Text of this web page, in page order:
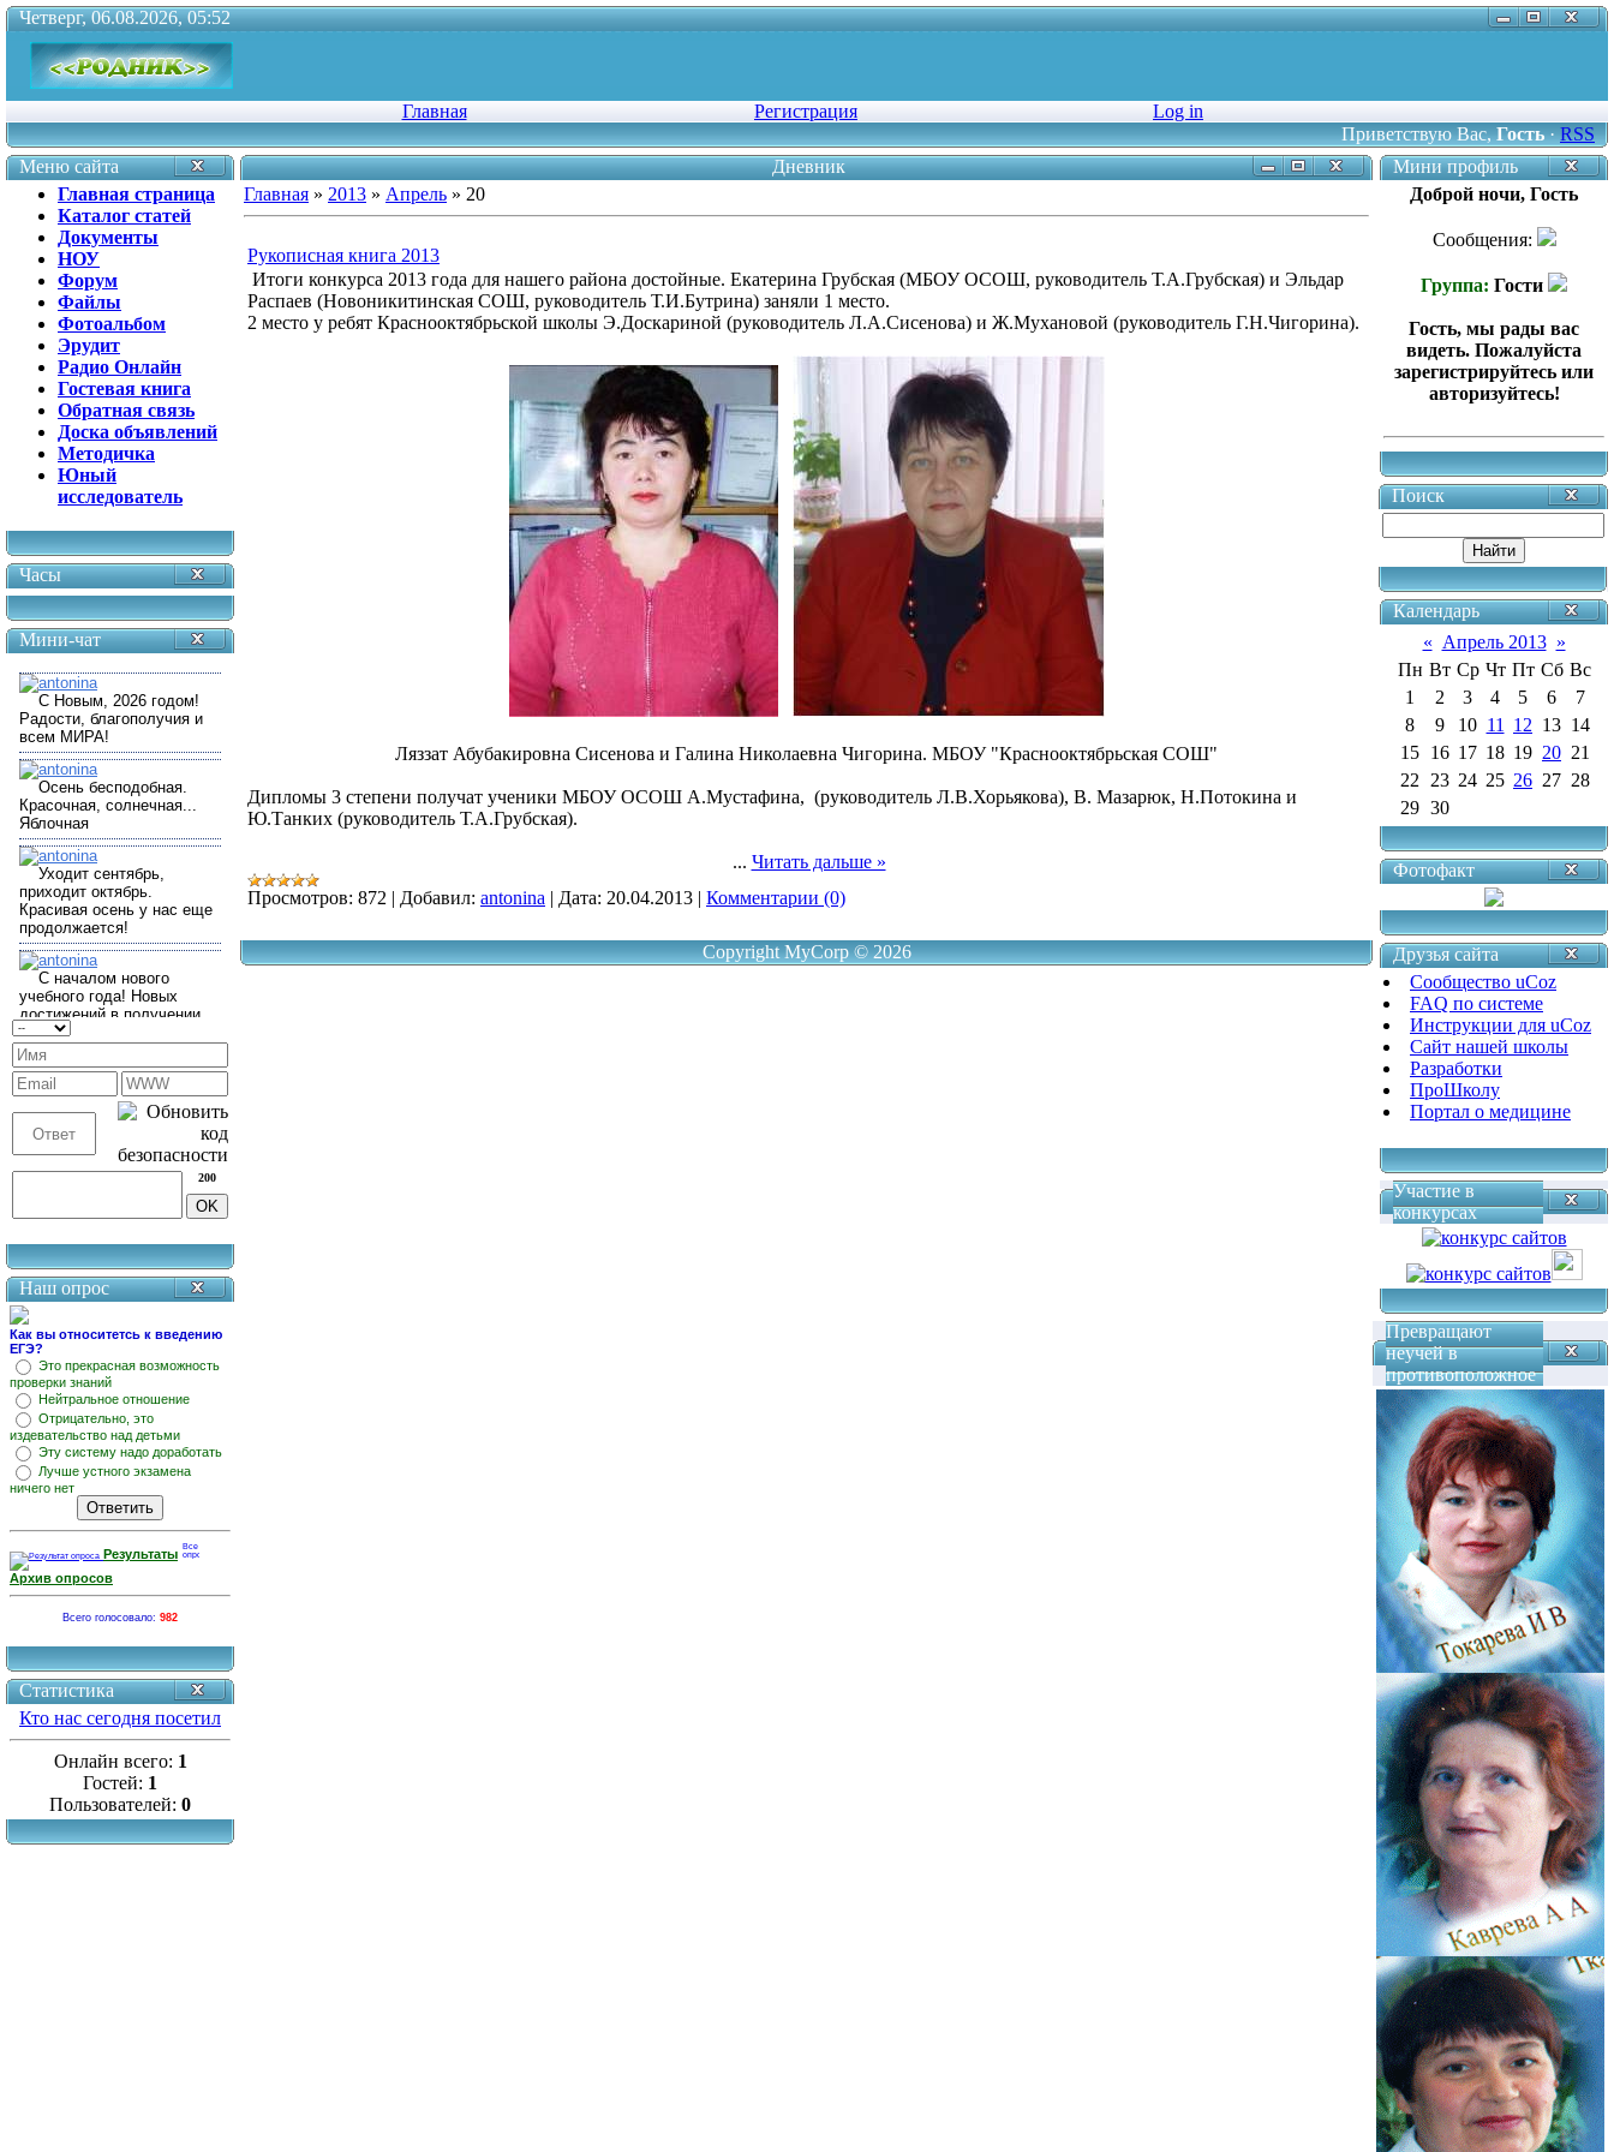
Четверг, 06.08.2026, 05:52
Главная Регистрация
Log in
Приветствую Вас,Гость·RSS
Меню сайта
Главная страница
Каталог статей
Документы
НОУ
Форум
Файлы
Фотоальбом
Эрудит
Радио Онлайн
Гостевая книга
Обратная связь
Доска объявлений
Методичка
Юный
исследователь
Часы
Мини-чат
200
Наш опрос
Как вы относитетсь к введению
ЕГЭ?
Это прекрасная возможность
проверки знаний
Нейтральное отношение
Отрицательно, это
издевательство над детьми
Эту систему надо доработать
Лучше устного экзамена
ничего нет
Результаты
Архив опросов
Всего голосовало: 982
Статистика
Кто нас сегодня посетил
Онлайн всего: 1
Гостей: 1
Пользователей: 0
Дневник
Главная » 2013 » Апрель » 20
Рукописная книга 2013
Итоги конкурса 2013 года для нашего района достойные. Екатерина Грубская (МБОУ ОСОШ, руководитель Т.А.Грубская) и Эльдар
Распаев (Новоникитинская СОШ, руководитель Т.И.Бутрина) заняли 1 место.
2 место у ребят Краснооктябрьской школы Э.Доскариной (руководитель Л.А.Сисенова) и Ж.Мухановой (руководитель Г.Н.Чигорина).
Ляззат Абубакировна Сисенова и Галина Николаевна Чигорина. МБОУ "Краснооктябрьская СОШ"
Дипломы 3 степени получат ученики МБОУ ОСОШ А.Мустафина, (руководитель Л.В.Хорьякова), В. Мазарюк, Н.Потокина и
Ю.Танких (руководитель Т.А.Грубская).
... Читать дальше »
Просмотров: 872 | Добавил: antonina | Дата: 20.04.2013 | Комментарии (0)
Copyright MyCorp © 2026
Мини профиль
Доброй ночи, Гость
Сообщения:
Группа: Гости
Гость, мы рады вас
видеть. Пожалуйста
зарегистрируйтесь или
авторизуйтесь!
Поиск
Календарь
« Апрель 2013 »
Пн Вт Ср Чт Пт Сб Вс
1
2 3 4 5 6
7
8
9 10 11 12 13 14
15 16 17 18 19 20 21
22
23 24 25 26 27 28
29 30
Фотофакт
Друзья сайта
Сообщество uCoz
FAQ по системе
Инструкции для uCoz
Сайт нашей школы
Разработки
ПроШколу
Портал о медицине
Участие в
конкурсах
Превращают
неучей в
противоположное